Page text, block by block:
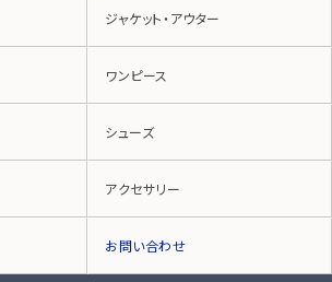
ジャケット・アウター
ワンピース
シューズ
アクセサリー
お問い合わせ